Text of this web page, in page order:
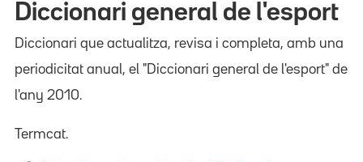
Diccionari general de l'esport
Diccionari que actualitza, revisa i completa, amb una
periodicitat anual, el "Diccionari general de l'esport" de
l'any 2010.
Termcat.